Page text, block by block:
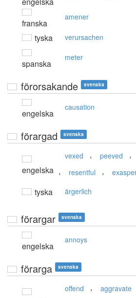
franska
amener
tyska verursachen
spanska
meter
förorsakande svenska
engelska
causation
förargad svenska
engelska
vexed , peeved ,
, resentful ,
tyska ärgerlich
förargar svenska
engelska
annoys
förarga svenska
offend , aggravate